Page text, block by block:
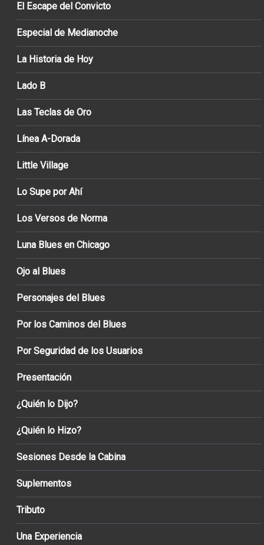
El Escape del Convicto
Especial de Medianoche
La Historia de Hoy
Lado B
Las Teclas de Oro
Línea A-Dorada
Little Village
Lo Supe por Ahí
Los Versos de Norma
Luna Blues en Chicago
Ojo al Blues
Personajes del Blues
Por los Caminos del Blues
Por Seguridad de los Usuarios
Presentación
¿Quién lo Dijo?
¿Quién lo Hizo?
Sesiones Desde la Cabina
Suplementos
Tributo
Una Experiencia